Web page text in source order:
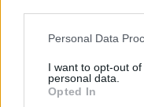
Please note that this
not limited to your visit
grant or deny consent
use your data for
Personal Data
I want to opt-out
personal data.
Opted In
mitigaciones
La inteligencia artificial